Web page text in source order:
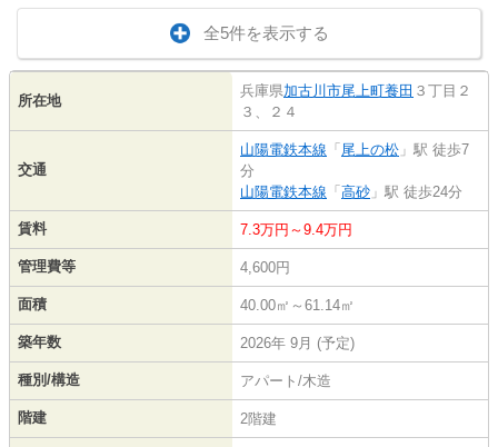
全5件を表示する
所在地
兵庫県加古川市尾上町養田 ３丁目２
３、２４
交通
山陽電鉄本線 「 尾上の松 」駅 徒歩7
分
山陽電鉄本線 「 高砂 」駅 徒歩24分
賃料 7.3万円～9.4万円
管理費等 4,600円
面積 40.00㎡～61.14㎡
築年数 2026年 9月 (予定)
種別/構造 アパート/木造
階建 2階建